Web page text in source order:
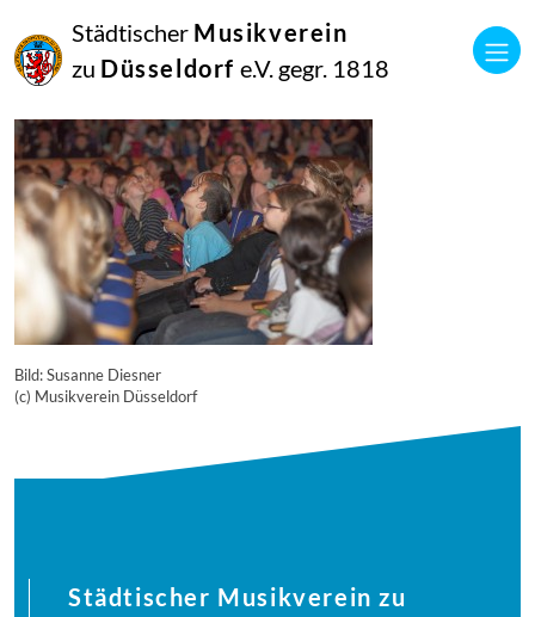
Städtischer Musikverein
zu Düsseldorf e.V. gegr. 1818
September
2014
Manfred Hill
Bild: Susanne Diesner
(c) Musikverein Düsseldorf
Städtischer Musikverein zu